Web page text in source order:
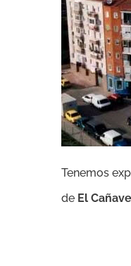
Tenemos
de El